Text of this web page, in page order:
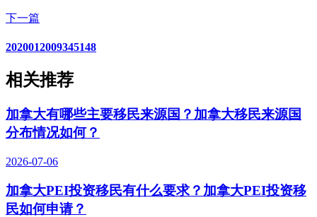
下一篇
2020012009345148
相关推荐
加拿大有哪些主要移民来源国？加拿大移民来源国
分布情况如何？
2026-07-06
加拿大PEI投资移民有什么要求？加拿大PEI投资移
民如何申请？